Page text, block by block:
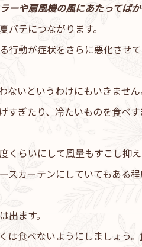
ーや扇風機の風にあたってば
バテにつながります。
行動が症状をさらに悪化させ
ないというわけにもいきません
すぎたり、冷たいものを食べ
くらいにして風量もすこし抑
スカーテンにしていてもある
出ます。
食べないようにしましょう。